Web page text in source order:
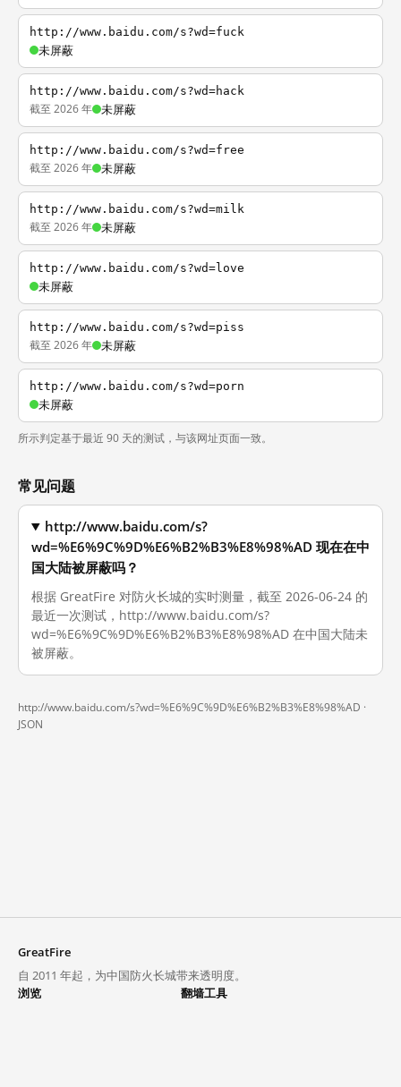
http://www.baidu.com/s?wd=fuck
未屏蔽
http://www.baidu.com/s?wd=hack
截至 2026 年 未屏蔽
http://www.baidu.com/s?wd=free
截至 2026 年 未屏蔽
http://www.baidu.com/s?wd=milk
截至 2026 年 未屏蔽
http://www.baidu.com/s?wd=love
未屏蔽
http://www.baidu.com/s?wd=piss
截至 2026 年 未屏蔽
http://www.baidu.com/s?wd=porn
未屏蔽
所示判定基于最近 90 天的测试，与该网址页面一致。
常见问题
http://www.baidu.com/s?
wd=%E6%9C%9D%E6%B2%B3%E8%98%AD 现在在中
国大陆被屏蔽吗？
根据 GreatFire 对防火长城的实时测量，截至 2026-06-24 的
最近一次测试，http://www.baidu.com/s?
wd=%E6%9C%9D%E6%B2%B3%E8%98%AD 在中国大陆未
被屏蔽。
http://www.baidu.com/s?wd=%E6%9C%9D%E6%B2%B3%E8%98%AD ·
JSON
GreatFire
自 2011 年起，为中国防火长城带来透明度。
浏览
翻墙工具